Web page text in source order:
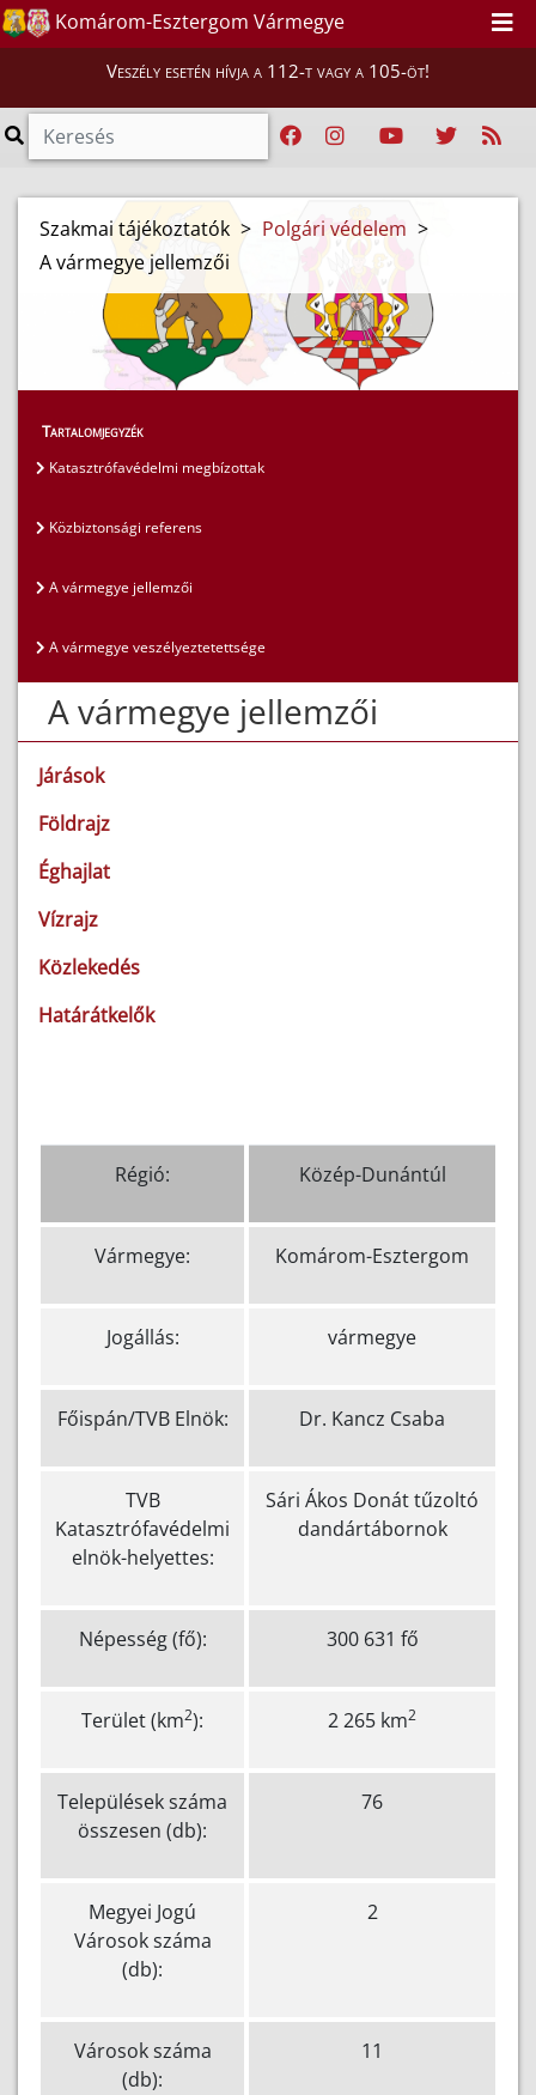
Komárom-Esztergom Vármegye
Veszély esetén hívja a 112-t vagy a 105-öt!
Szakmai tájékoztatók > Polgári védelem >
A vármegye jellemzői
Tartalomjegyzék
Katasztrófavédelmi megbízottak
Közbiztonsági referens
A vármegye jellemzői
A vármegye veszélyeztetettsége
A vármegye jellemzői
Járások
Földrajz
Éghajlat
Vízrajz
Közlekedés
Határátkelők
Régió: Közép-Dunántúl
Vármegye: Komárom-Esztergom
Jogállás: vármegye
Főispán/TVB Elnök: Dr. Kancz Csaba
TVB
Katasztrófavédelmi
elnök-helyettes:
Sári Ákos Donát tűzoltó
dandártábornok
Népesség (fő): 300 631 fő
Terület (km2): 2 265 km2
Települések száma
összesen (db):
76
Megyei Jogú
Városok száma
(db):
2
Városok száma
(db):
11